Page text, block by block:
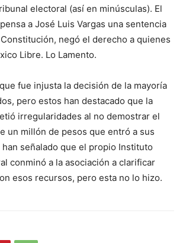
electoral (así en minúsculas). El
a José Luis Vargas una sentencia
negó el derecho a quienes
Libre. Lo Lamento.
fue injusta la decisión de la mayoría
pero estos han destacado que la
irregularidades al no demostrar el
un millón de pesos que entró a sus
han señalado que el propio Instituto
conminó a la asociación a clarificar
esos recursos, pero esta no lo hizo.